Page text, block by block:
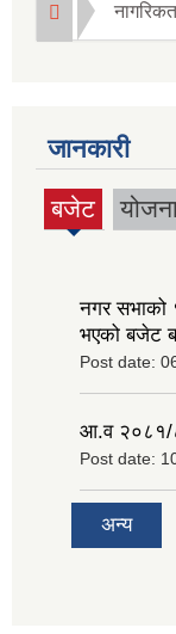
जानकारी
बजेट
(active
नगर
भएको बजेट
Post date:
आ.व २०८१/
Post date:
अन्य